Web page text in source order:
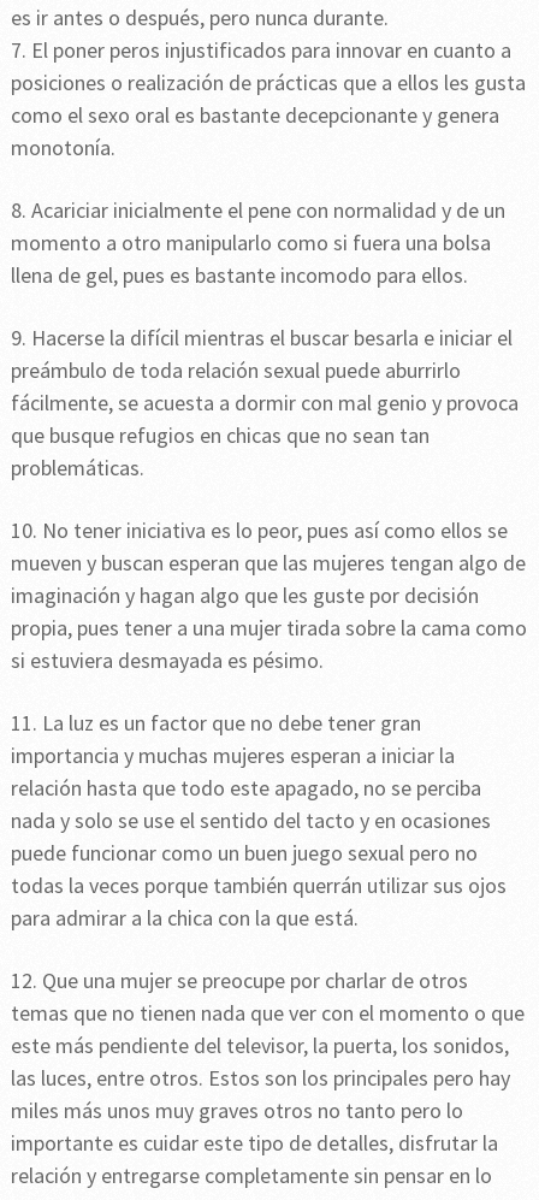
es ir antes o después, pero nunca durante.
7. El poner peros injustificados para innovar en cuanto a
posiciones o realización de prácticas que a ellos les gusta
como el sexo oral es bastante decepcionante y genera
monotonía.
8. Acariciar inicialmente el pene con normalidad y de un
momento a otro manipularlo como si fuera una bolsa
llena de gel, pues es bastante incomodo para ellos.
9. Hacerse la difícil mientras el buscar besarla e iniciar el
preámbulo de toda relación sexual puede aburrirlo
fácilmente, se acuesta a dormir con mal genio y provoca
que busque refugios en chicas que no sean tan
problemáticas.
10. No tener iniciativa es lo peor, pues así como ellos se
mueven y buscan esperan que las mujeres tengan algo de
imaginación y hagan algo que les guste por decisión
propia, pues tener a una mujer tirada sobre la cama como
si estuviera desmayada es pésimo.
11. La luz es un factor que no debe tener gran
importancia y muchas mujeres esperan a iniciar la
relación hasta que todo este apagado, no se perciba
nada y solo se use el sentido del tacto y en ocasiones
puede funcionar como un buen juego sexual pero no
todas la veces porque también querrán utilizar sus ojos
para admirar a la chica con la que está.
12. Que una mujer se preocupe por charlar de otros
temas que no tienen nada que ver con el momento o que
este más pendiente del televisor, la puerta, los sonidos,
las luces, entre otros. Estos son los principales pero hay
miles más unos muy graves otros no tanto pero lo
importante es cuidar este tipo de detalles, disfrutar la
relación y entregarse completamente sin pensar en lo